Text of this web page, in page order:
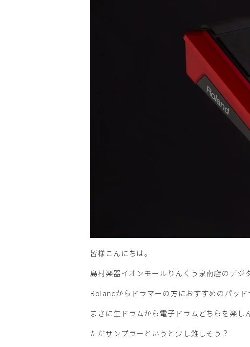
皆様こんにちは。
島村楽器イオンモールりんくう泉南店のデジ
Rolandからドラマーの方におすすめのパッド
まさに生ドラムから電子ドラムどちらを楽し
ただサンプラーというと少し難しそう？